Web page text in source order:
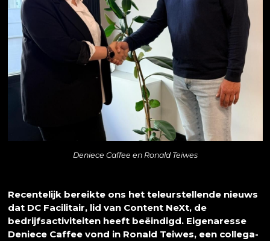
Deniece Caffee en Ronald Teiwes
Recentelijk bereikte ons het teleurstellende nieuws
dat DC Facilitair, lid van Content NeXt, de
bedrijfsactiviteiten heeft beëindigd. Eigenaresse
Deniece Caffee vond in Ronald Teiwes, een collega-